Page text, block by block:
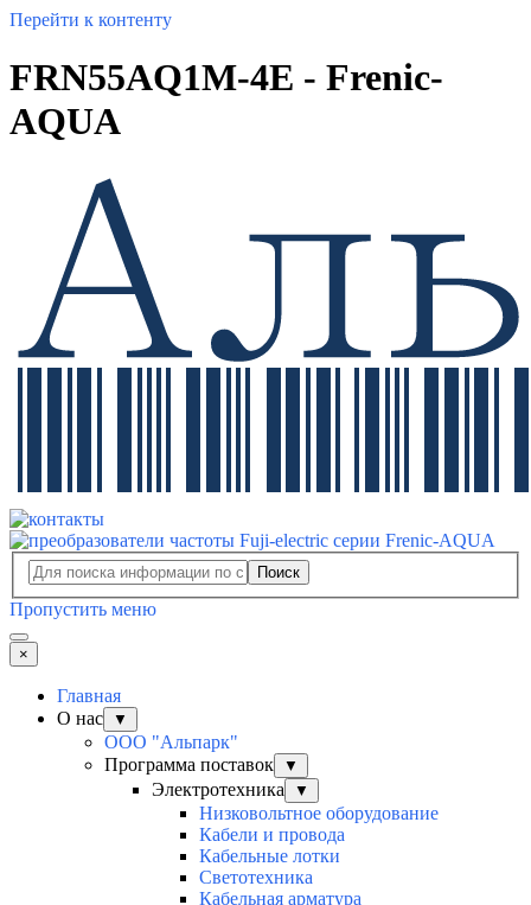
Перейти к контенту
FRN55AQ1M-4E - Frenic-
AQUA
Поиск
Пропустить меню
×
Главная
О нас
▼
ООО "Альпарк"
Программа поставок
▼
Электротехника ▼
Низковольтное оборудование
Кабели и провода
Кабельные лотки
Светотехника
Кабельная арматура